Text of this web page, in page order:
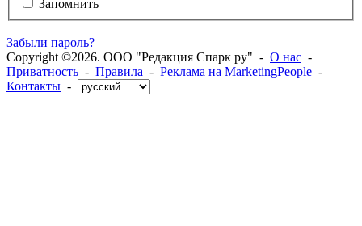
Запомнить
Забыли пароль?
Copyright ©2026. ООО "Редакция Спарк ру" - О нас -
Приватность - Правила - Реклама на MarketingPeople -
Контакты -